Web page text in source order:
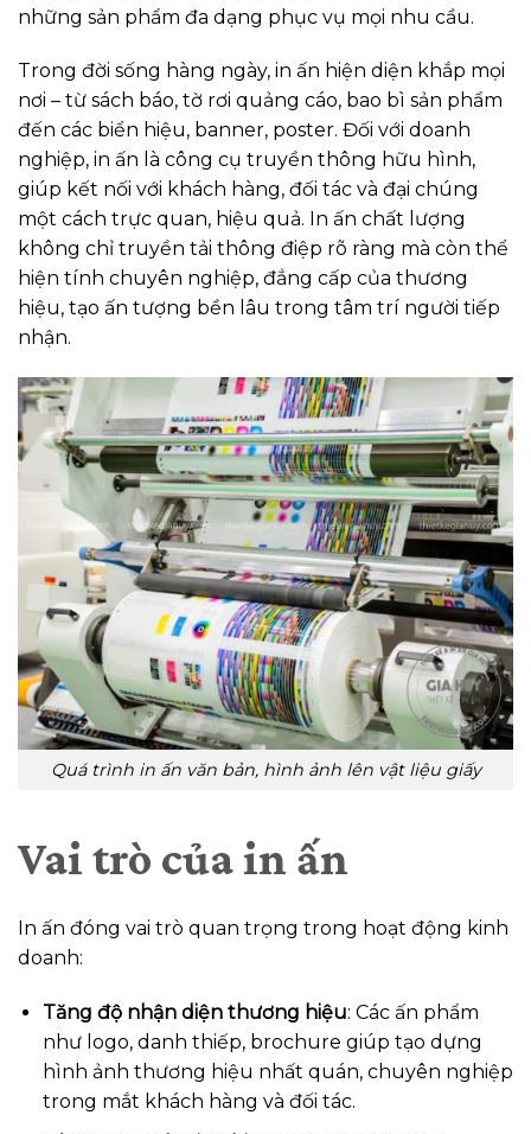
những sản phẩm đa dạng phục vụ mọi nhu cầu.
Trong đời sống hàng ngày, in ấn hiện diện khắp mọi
nơi – từ sách báo, tờ rơi quảng cáo, bao bì sản phẩm
đến các biển hiệu, banner, poster. Đối với doanh
nghiệp, in ấn là công cụ truyền thông hữu hình,
giúp kết nối với khách hàng, đối tác và đại chúng
một cách trực quan, hiệu quả. In ấn chất lượng
không chỉ truyền tải thông điệp rõ ràng mà còn thể
hiện tính chuyên nghiệp, đẳng cấp của thương
hiệu, tạo ấn tượng bền lâu trong tâm trí người tiếp
nhận.
Quá trình in ấn văn bản, hình ảnh lên vật liệu giấy
Vai trò của in ấn
In ấn đóng vai trò quan trọng trong hoạt động kinh
doanh:
Tăng độ nhận diện thương hiệu: Các ấn phẩm
như logo, danh thiếp, brochure giúp tạo dựng
hình ảnh thương hiệu nhất quán, chuyên nghiệp
trong mắt khách hàng và đối tác.